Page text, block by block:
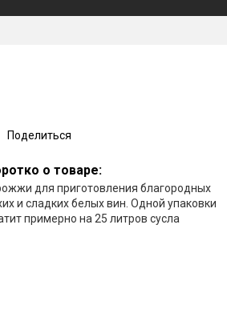
Поделиться
о товаре:
для приготовления благородных
и сладких белых вин. Одной упаковки
примерно на 25 литров сусла